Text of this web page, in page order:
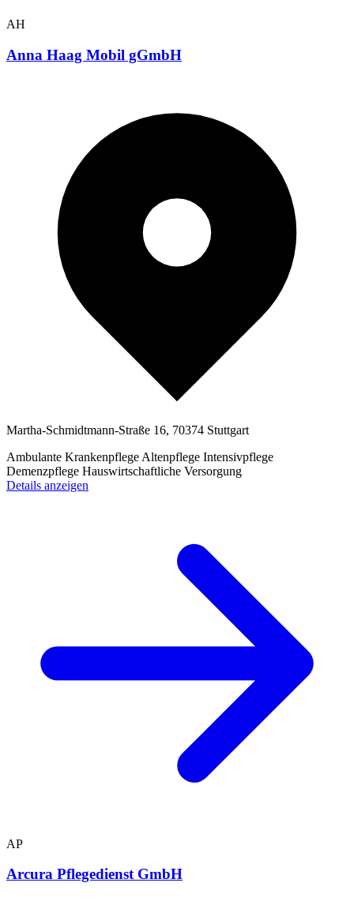
AH
Anna Haag Mobil gGmbH
Martha-Schmidtmann-Straße 16, 70374 Stuttgart
Ambulante Krankenpflege Altenpflege Intensivpflege
Demenzpflege Hauswirtschaftliche Versorgung
Details anzeigen
AP
Arcura Pflegedienst GmbH